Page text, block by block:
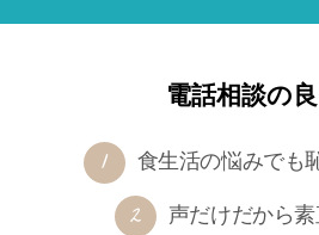
電話相談の
食生活の悩みでも
声だけだから